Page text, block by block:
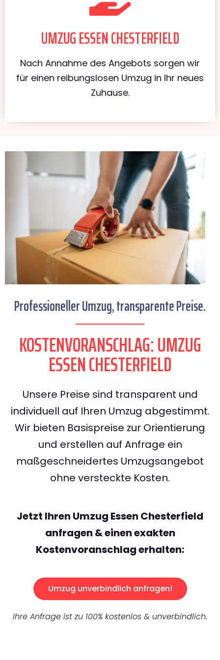
UMZUG ESSEN CHESTERFIELD
Nach Annahme des Angebots sorgen wir
für einen reibungslosen Umzug in Ihr neues
Zuhause.
Professioneller Umzug, transparente Preise.
KOSTENVORANSCHLAG: UMZUG
ESSEN CHESTERFIELD
Unsere Preise sind transparent und
individuell auf Ihren Umzug abgestimmt.
Wir bieten Basispreise zur Orientierung
und erstellen auf Anfrage ein
maßgeschneidertes Umzugsangebot
ohne versteckte Kosten.
Jetzt Ihren Umzug Essen Chesterfield
anfragen & einen exakten
Kostenvoranschlag erhalten:
Umzug unverbindlich anfragen!
Ihre Anfrage ist zu 100% kostenlos & unverbindlich.